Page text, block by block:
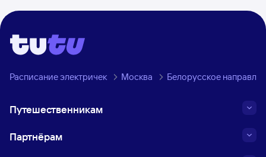
Расписание электричек Москва Белорусское
Путешественникам
Партнёрам